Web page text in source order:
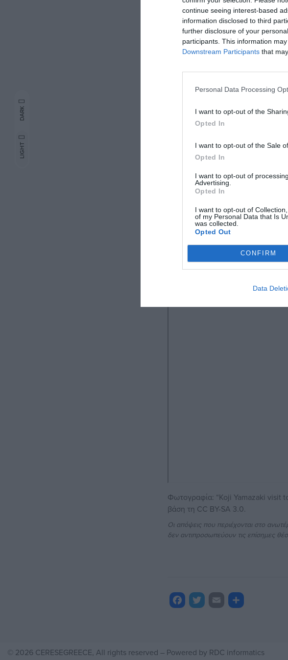
continue seeing interest-based
information disclosed to third
further disclosure of your
participants. This information
Downstream Participants that
Personal Data Processing
I want to opt-out of the
Opted In
I want to opt-out of the Sale
Opted In
I want to opt-out of
Advertising.
Opted In
I want to opt-out of
of my Personal Data that Is
was collected.
Opted Out
CONFIRM
Data
LIGHT
DARK
Ανατολής.
Διαβάστε το πλήρες άρθρο:
Φωτογραφία: “Koji Yamazaki visit
βάση τη CC BY-SA 3.0.
Οι απόψεις που περιέχονται στο
δεν αντιπροσωπεύουν τις επίσημες
Facebook
Twitter
Email
Μοιραστείτε
© 2026 CERESEGREECE, All rights reserved – Powered by RDC informatics